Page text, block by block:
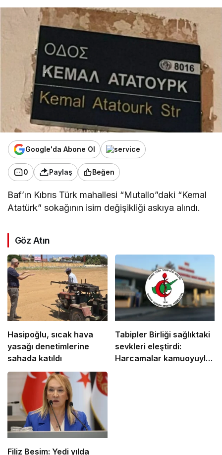
Google'da Abone Ol
0 Paylaş Beğen
Baf’ın Kıbrıs Türk mahallesi “Mutallo”daki “Kemal
Atatürk” sokağının isim değişikliği askıya alındı.
Göz Atın
Hasipoğlu, sıcak hava
yasağı denetimlerine
sahada katıldı
Tabipler Birliği sağlıktaki
sevkleri eleştirdi:
Harcamalar kamuoyuyla
Filiz Besim: Yedi yılda